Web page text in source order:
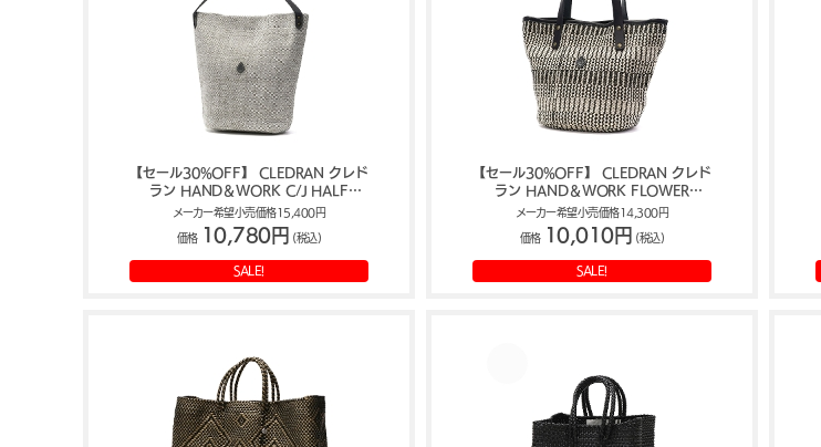
【セール30%OFF】 CLEDRAN クレド
ラン HAND＆WORK C/J HALF
SHOULDER トートバッグ CL-3760
メーカー希望小売価格15,400円
価格 10,780円 (税込)
SALE!
【セール30%OFF】 CLEDRAN クレド
ラン HAND＆WORK FLOWER
PATTERN TOTE トートバッグ CL-
3770
メーカー希望小売価格14,300円
価格 10,010円 (税込)
SALE!